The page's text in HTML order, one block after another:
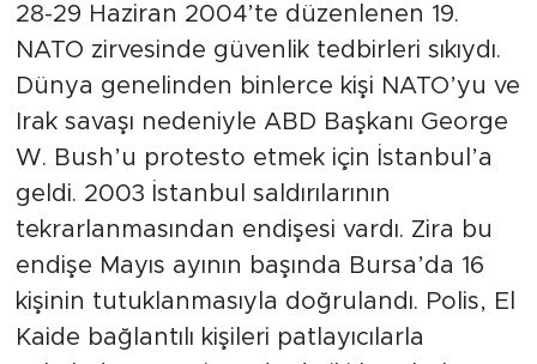
28-29 Haziran 2004’te düzenlenen 19.
NATO zirvesinde güvenlik tedbirleri sıkıydı.
Dünya genelinden binlerce kişi NATO’yu ve
Irak savaşı nedeniyle ABD Başkanı George
W. Bush’u protesto etmek için İstanbul’a
geldi. 2003 İstanbul saldırılarının
tekrarlanmasından endişesi vardı. Zira bu
endişe Mayıs ayının başında Bursa’da 16
kişinin tutuklanmasıyla doğrulandı. Polis, El
Kaide bağlantılı kişileri patlayıcılarla